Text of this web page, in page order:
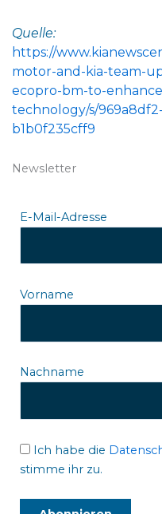
Quelle:
https://
motor-and-kia-team-
ecopro-bm-to-
technology/s/
b1b0f235cff9
Newsletter
E-Mail-Adresse
Vorname
Nachname
Ich habe die
stimme ihr zu.